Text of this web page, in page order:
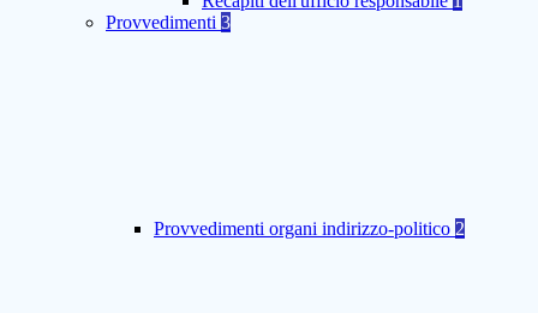
Provvedimenti 3
Provvedimenti organi indirizzo-politico 2